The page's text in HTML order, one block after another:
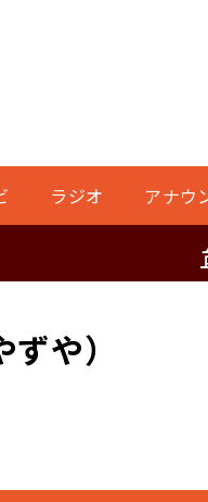
ラジオ アナウ
や）